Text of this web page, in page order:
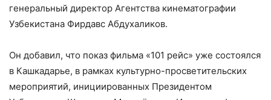
генеральный директор Агентства кинематографии
Узбекистана Фирдавс Абдухаликов.
Он добавил, что показ фильма «101 рейс» уже состоялся
в Кашкадарье, в рамках культурно-просветительских
мероприятий, инициированных Президентом